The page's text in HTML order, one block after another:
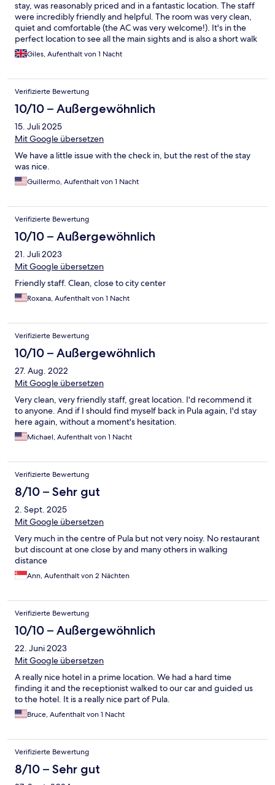
stay, was reasonably priced and in a fantastic location. The staff
were incredibly friendly and helpful. The room was very clean,
quiet and comfortable (the AC was very welcome!). It's in the
perfect location to see all the main sights and is also a short walk
from restaurants, bars and a bus stop. Thanks for a lovely stay!
Giles, Aufenthalt von 1 Nacht
Verifizierte Bewertung
10/10 – Außergewöhnlich
15. Juli 2025
Mit Google übersetzen
We have a little issue with the check in, but the rest of the stay
was nice.
Guillermo, Aufenthalt von 1 Nacht
Verifizierte Bewertung
10/10 – Außergewöhnlich
21. Juli 2023
Mit Google übersetzen
Friendly staff. Clean, close to city center
Roxana, Aufenthalt von 1 Nacht
Verifizierte Bewertung
10/10 – Außergewöhnlich
27. Aug. 2022
Mit Google übersetzen
Very clean, very friendly staff, great location. I'd recommend it
to anyone. And if I should find myself back in Pula again, I'd stay
here again, without a moment's hesitation.
Michael, Aufenthalt von 1 Nacht
Verifizierte Bewertung
8/10 – Sehr gut
2. Sept. 2025
Mit Google übersetzen
Very much in the centre of Pula but not very noisy. No restaurant
but discount at one close by and many others in walking
distance
Ann, Aufenthalt von 2 Nächten
Verifizierte Bewertung
10/10 – Außergewöhnlich
22. Juni 2023
Mit Google übersetzen
A really nice hotel in a prime location. We had a hard time
finding it and the receptionist walked to our car and guided us
to the hotel. It is a really nice part of Pula.
Bruce, Aufenthalt von 1 Nacht
Verifizierte Bewertung
8/10 – Sehr gut